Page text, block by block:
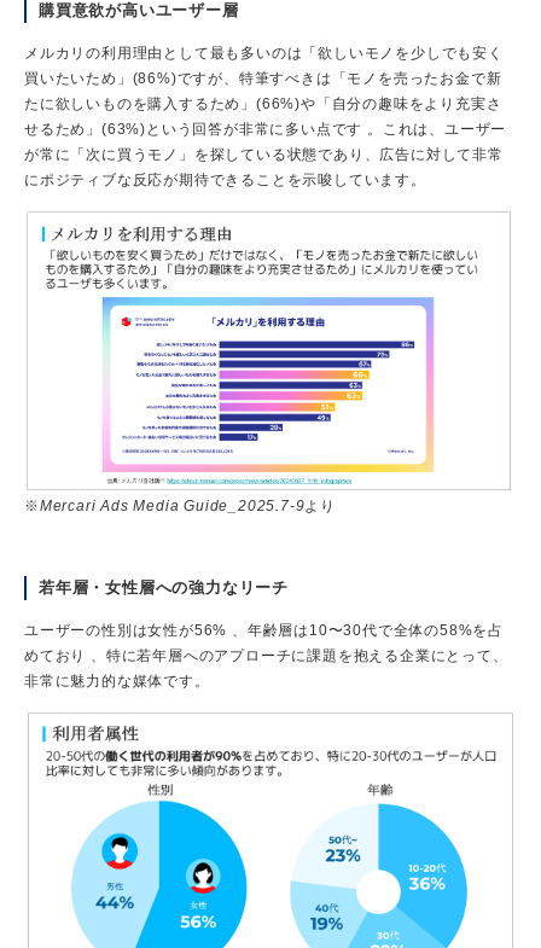
購買意欲が高いユーザー層
メルカリの利用理由として最も多いのは「欲しいモノを少しでも安く
買いたいため」(86%)ですが、特筆すべきは「モノを売ったお金で新
たに欲しいものを購入するため」(66%)や「自分の趣味をより充実さ
せるため」(63%)という回答が非常に多い点です 。これは、ユーザー
が常に「次に買うモノ」を探している状態であり、広告に対して非常
にポジティブな反応が期待できることを示唆しています。
※Mercari Ads Media Guide_2025.7-9より
若年層・女性層への強力なリーチ
ユーザーの性別は女性が56% 、年齢層は10〜30代で全体の58%を占
めており 、特に若年層へのアプローチに課題を抱える企業にとって、
非常に魅力的な媒体です。